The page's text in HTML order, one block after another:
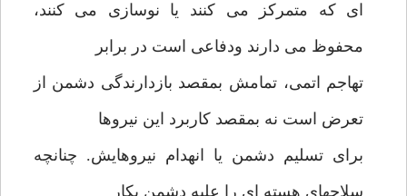
ای که متمرکز می کنند یا نوسازی می کنند،
محفوظ می دارند ودفاعی است در برابر
تهاجم اتمی، تمامش بمقصد بازدارندگی دشمن از
تعرض است نه بمقصد کاربرد این نیروها
برای تسلیم دشمن یا انهدام نیروهایش. چنانچه
سلاحهای هسته ای را علیه دشمن بکار